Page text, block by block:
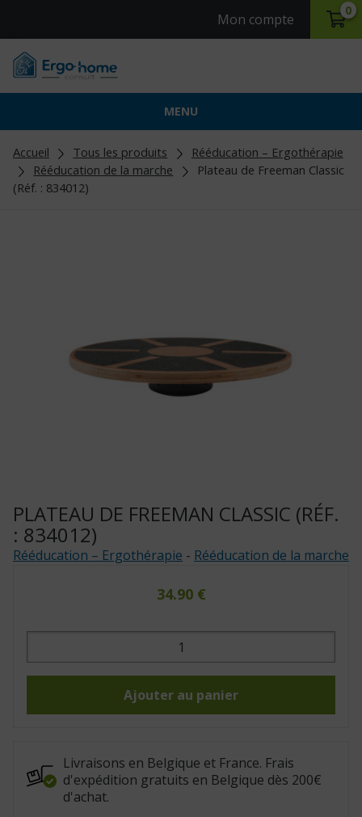
Mon compte
0
MENU
Accueil Tous les produits
Rééducation – Ergothérapie
Rééducation de la marche
Plateau de Freeman Classic
(Réf. : 834012)
PLATEAU DE FREEMAN CLASSIC (RÉF.
: 834012)
Rééducation – Ergothérapie - Rééducation de la marche
34.90 €
quantité
Plateau
:
Ajouter au panier
Livraisons en Belgique et France. Frais
d'expédition gratuits en Belgique dès 200€
d'achat.